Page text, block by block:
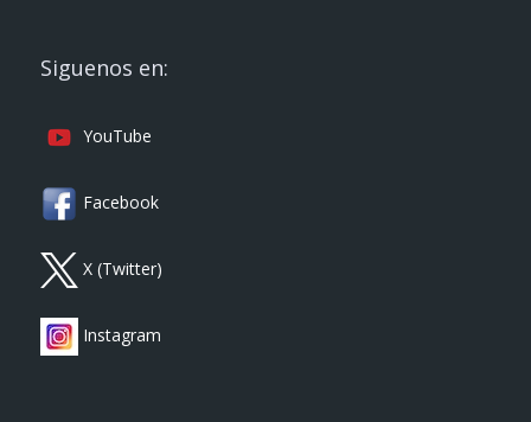
Siguenos en:
YouTube
Facebook
X (Twitter)
Instagram